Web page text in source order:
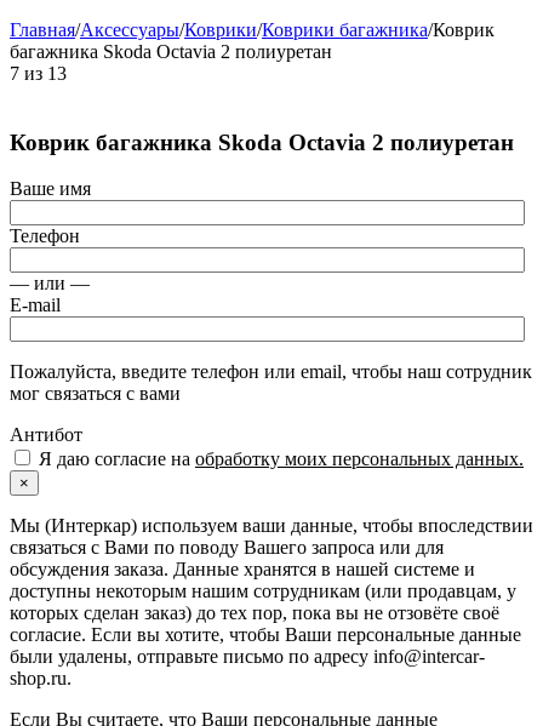
Главная/Аксессуары/Коврики/Коврики багажника/Коврик
багажника Skoda Octavia 2 полиуретан
7 из 13
Коврик багажника Skoda Octavia 2 полиуретан
Ваше имя
Телефон
— или —
E-mail
Пожалуйста, введите телефон или email, чтобы наш сотрудник
мог связаться с вами
Антибот
Я даю согласие на обработку моих персональных данных.
×
Мы (Интеркар) используем ваши данные, чтобы впоследствии
связаться с Вами по поводу Вашего запроса или для
обсуждения заказа. Данные хранятся в нашей системе и
доступны некоторым нашим сотрудникам (или продавцам, у
которых сделан заказ) до тех пор, пока вы не отзовёте своё
согласие. Если вы хотите, чтобы Ваши персональные данные
были удалены, отправьте письмо по адресу info@intercar-
shop.ru.
Если Вы считаете, что Ваши персональные данные